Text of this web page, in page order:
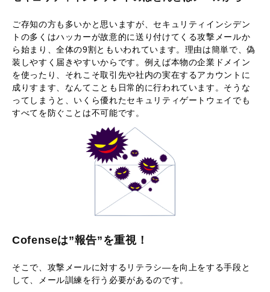
ご存知の方も多いかと思いますが、セキュリティインシデン
トの多くはハッカーが故意的に送り付けてくる攻撃メールか
ら始まり、全体の9割ともいわれています。理由は簡単で、偽
装しやすく届きやすいからです。例えば本物の企業ドメイン
を使ったり、それこそ取引先や社内の実在するアカウントに
成りすます、なんてことも日常的に行われています。そうな
ってしまうと、いくら優れたセキュリティゲートウェイでも
すべてを防ぐことは不可能です。
Cofenseは”報告”を重視！
そこで、攻撃メールに対するリテラシ―を向上をする手段と
して、メール訓練を行う必要があるのです。